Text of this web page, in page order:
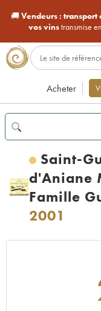
🚚Vendeurs : transport
vos vinstransmise
Acheter
Saint-
d'Aniane
Famille
2001